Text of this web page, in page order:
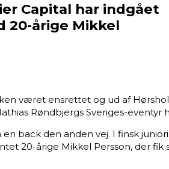
Capital har indgået
20-årige Mikkel
været ensrettet og ud af
Røndbjergs Sveriges-eventyr
back den anden vej. I finsk
20-årige Mikkel Persson, der fik